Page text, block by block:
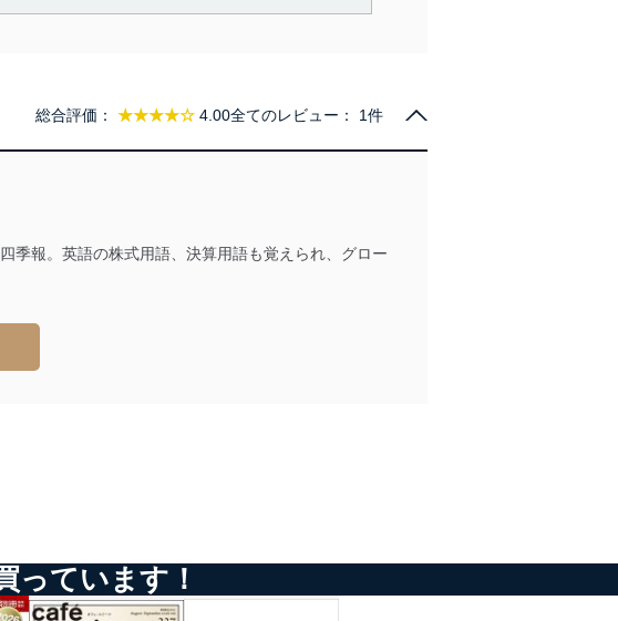
意を得たうえで利用目的の達成に必要な範
めとする安全対策を実施し、個人情報の
し、 個人データへの不要なアクセスを防止
、個人情報データベース等を取り扱う情報
更新 機能等の活用により、これを最新状態
総合評価： ★★★★☆ 4.00全てのレビュー： 1件
季報。英語の株式用語、決算用語も覚えられ、グロー
っています！